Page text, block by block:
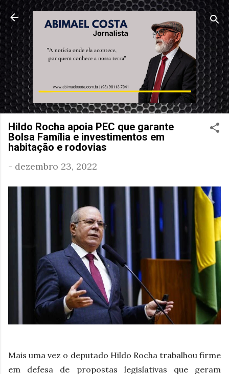
Pular para o conteúdo principal
Hildo Rocha apoia PEC que garante
Bolsa Família e investimentos em
habitação e rodovias
- dezembro 23, 2022
Mais uma vez o deputado Hildo Rocha trabalhou firme
em defesa de propostas legislativas que geram